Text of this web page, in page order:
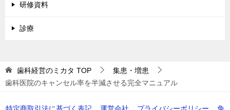
研修資料
診療
歯科経営のミカタ TOP
集患・増患
歯科医院のキャンセル率を半減させる完全マニュアル